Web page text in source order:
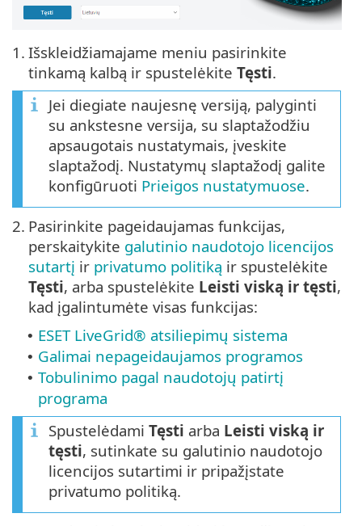
1. Išskleidžiamajame meniu pasirinkite
tinkamą kalbą ir spustelėkite Tęsti.
Jei diegiate naujesnę versiją, palyginti
su ankstesne versija, su slaptažodžiu
apsaugotais nustatymais, įveskite
slaptažodį. Nustatymų slaptažodį galite
konfigūruoti Prieigos nustatymuose.
2. Pasirinkite pageidaujamas funkcijas,
perskaitykite galutinio naudotojo licencijos
sutartį ir privatumo politiką ir spustelėkite
Tęsti, arba spustelėkite Leisti viską ir tęsti,
kad įgalintumėte visas funkcijas:
• ESET LiveGrid® atsiliepimų sistema
• Galimai nepageidaujamos programos
• Tobulinimo pagal naudotojų patirtį
programa
Spustelėdami Tęsti arba Leisti viską ir
tęsti, sutinkate su galutinio naudotojo
licencijos sutartimi ir pripažįstate
privatumo politiką.